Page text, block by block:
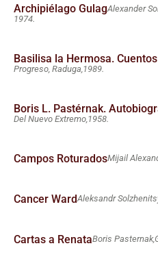
Archipiélago GulagAlexander
1974.
Basilisa la Hermosa.
Progreso, Raduga,1989.
Boris L. Pastérnak.
Del Nuevo Extremo,1958.
Campos RoturadosMijail
Cancer WardAleksandr
Cartas a RenataBoris Pasternak,